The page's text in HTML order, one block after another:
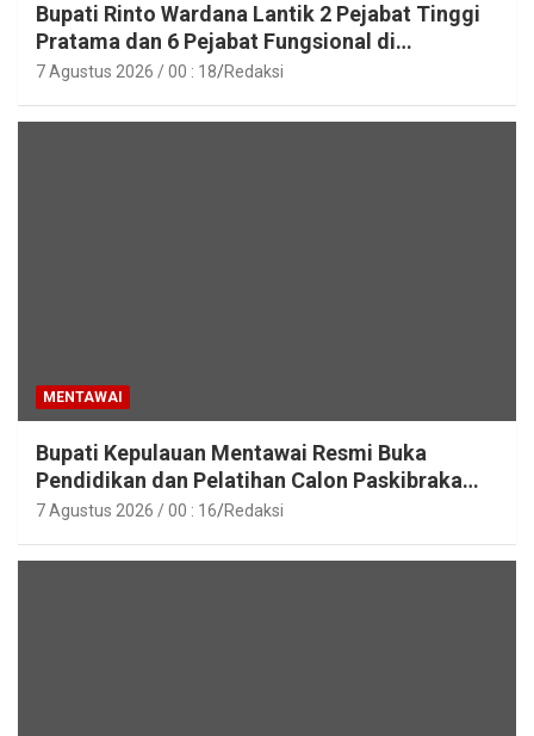
Bupati Rinto Wardana Lantik 2 Pejabat Tinggi
Pratama dan 6 Pejabat Fungsional di
Lingkungan Pemkab Kepulauan Mentawai
7 Agustus 2026 / 00 : 18 Redaksi
MENTAWAI
Bupati Kepulauan Mentawai Resmi Buka
Pendidikan dan Pelatihan Calon Paskibraka
Tahun 2026
7 Agustus 2026 / 00 : 16 Redaksi